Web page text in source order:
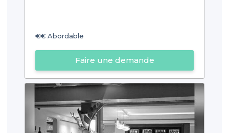
€€ Abordable
Faire une demande